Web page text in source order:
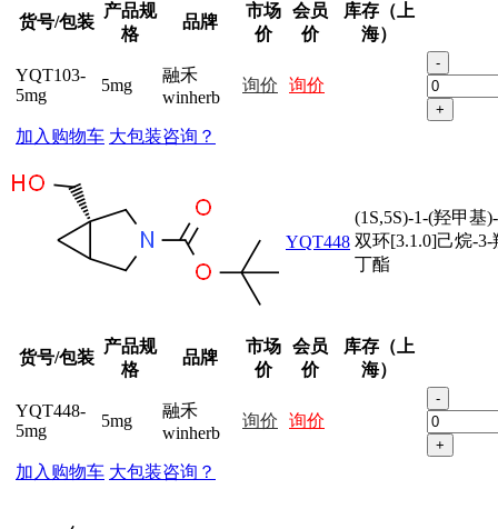
货号/包装
产品规
格
品牌
市场
价
会员
价
库存（上
海）
YQT103-
5mg
5mg
融禾
winherb
询价 询价
-
+
加入购物车 大包装咨询？
YQT448
(1S,5S)-1-(羟甲基
双环[3.1.0]己烷-3-
丁酯
货号/包装
产品规
格
品牌
市场
价
会员
价
库存（上
海）
YQT448-
5mg
5mg
融禾
winherb
询价 询价
-
+
加入购物车 大包装咨询？